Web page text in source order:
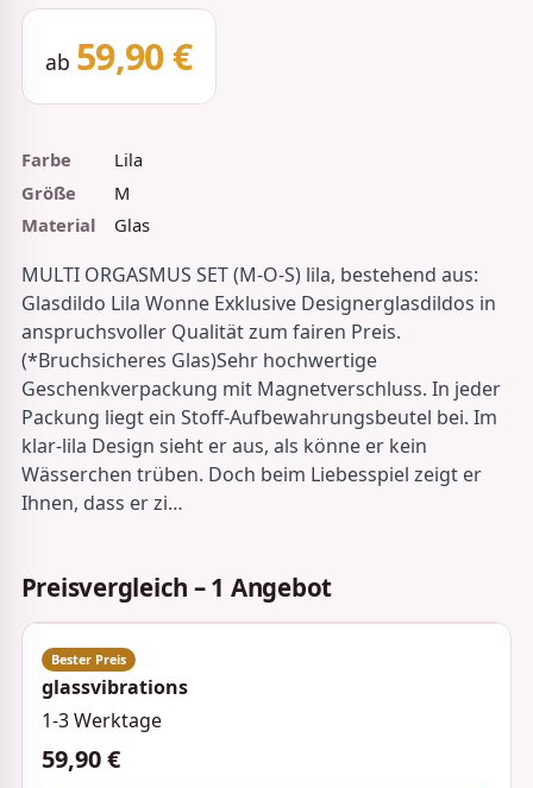
ab 59,90 €
Farbe
Lila
Größe
M
Material
Glas
MULTI ORGASMUS SET (M-O-S) lila, bestehend aus:
Glasdildo Lila Wonne Exklusive Designerglasdildos in
anspruchsvoller Qualität zum fairen Preis.
(*Bruchsicheres Glas)Sehr hochwertige
Geschenkverpackung mit Magnetverschluss. In jeder
Packung liegt ein Stoff-Aufbewahrungsbeutel bei. Im
klar-lila Design sieht er aus, als könne er kein
Wässerchen trüben. Doch beim Liebesspiel zeigt er
Ihnen, dass er zi…
Preisvergleich – 1 Angebot
glassvibrations
1-3 Werktage
59,90 €